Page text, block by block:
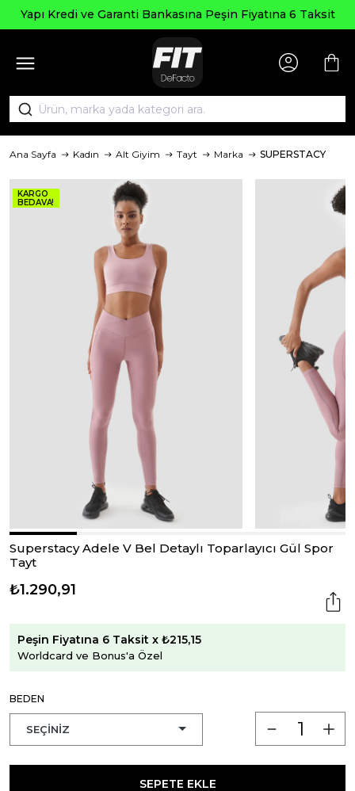
Yapı Kredi ve Garanti Bankasına Peşin Fiyatına 6 Taksit
Ana Sayfa Kadın Alt Giyim Tayt Marka SUPERSTACY
KARGO
BEDAVA!
Superstacy Adele V Bel Detaylı Toparlayıcı Gül Spor
Tayt
₺1.290,91
Peşin Fiyatına 6 Taksit x ₺215,15
Worldcard ve Bonus'a Özel
BEDEN
SEPETE EKLE